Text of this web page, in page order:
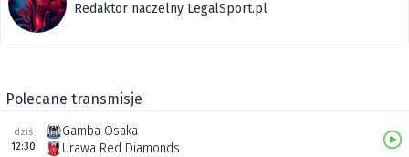
Redaktor naczelny LegalSport.pl
Polecane transmisje
dziś
12:30
Gamba Osaka
Urawa Red Diamonds